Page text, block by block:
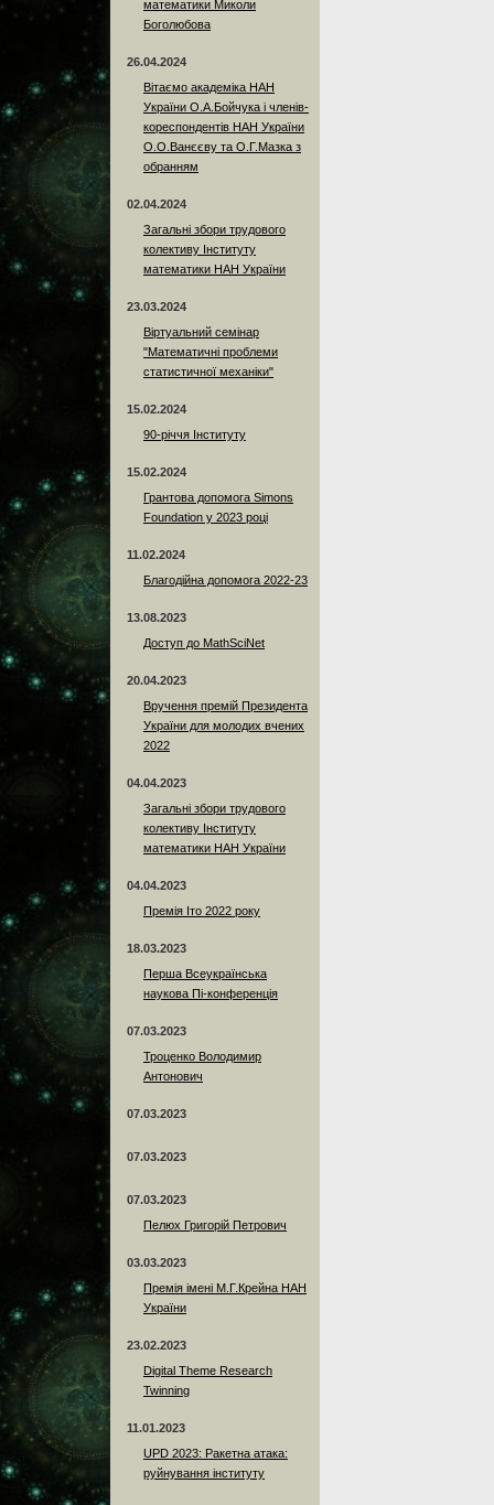
математики Миколи
Боголюбова
26.04.2024
Вітаємо академіка НАН
України О.А.Бойчука і членів-
кореспондентів НАН України
О.О.Ванєєву та О.Г.Мазка з
обранням
02.04.2024
Загальні збори трудового
колективу Інституту
математики НАН України
23.03.2024
Віртуальний семінар
"Математичні проблеми
статистичної механіки"
15.02.2024
90-річчя Інституту
15.02.2024
Грантова допомога Simons
Foundation у 2023 році
11.02.2024
Благодійна допомога 2022-23
13.08.2023
Доступ до MathSciNet
20.04.2023
Вручення премій Президента
України для молодих вчених
2022
04.04.2023
Загальні збори трудового
колективу Інституту
математики НАН України
04.04.2023
Премія Іто 2022 року
18.03.2023
Перша Всеукраїнська
наукова Пі-конференція
07.03.2023
Троценко Володимир
Антонович
07.03.2023
07.03.2023
07.03.2023
Пелюх Григорій Петрович
03.03.2023
Премія імені М.Г.Крейна НАН
України
23.02.2023
Digital Theme Research
Twinning
11.01.2023
UPD 2023: Ракетна атака:
руйнування інституту